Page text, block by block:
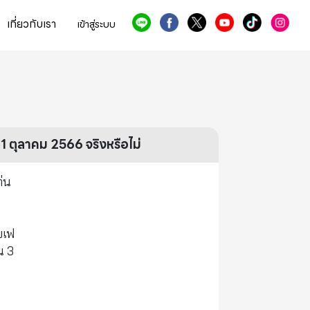
เกี่ยวกับเรา เข้าสู่ระบบ
ลาคม 2566 จริงหรือไม่
น
ฟ
3